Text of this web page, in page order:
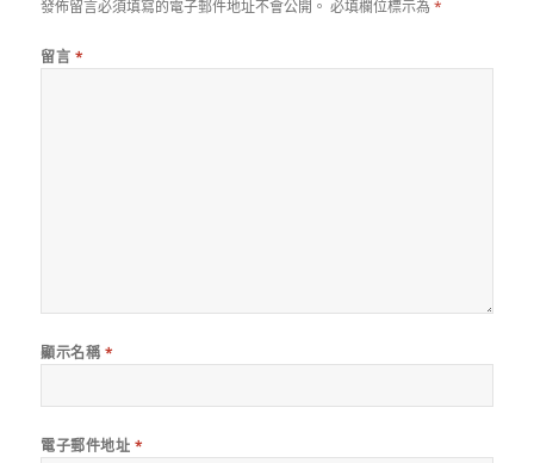
發佈留言必須填寫的電子郵件地址不會公開。 必填欄位標示為*
留言 *
顯示名稱 *
電子郵件地址 *